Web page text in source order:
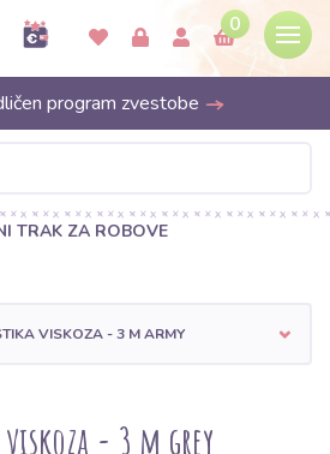
0
program zvestobe
TRAK ZA ROBOVE
VISKOZA - 3 M ARMY
- 3 m grey